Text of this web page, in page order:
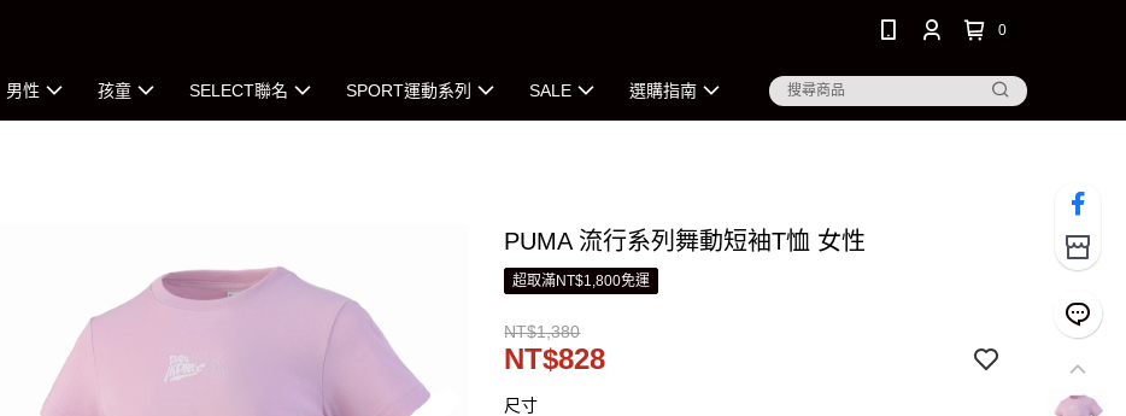
0
男性 孩童 SELECT聯名 SPORT運動系列 SALE 選購指南
PUMA 流行系列舞動短袖T恤 女性
超取滿NT$1,800免運
NT$1,380
NT$828
尺寸